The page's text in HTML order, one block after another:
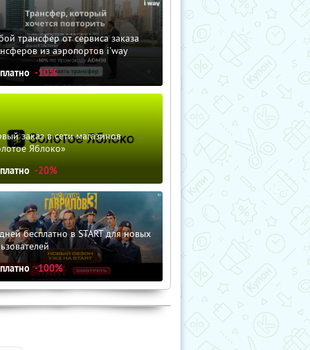
трансфер от сервиса заказа
из аэропортов i'way
-10%
заказ в сети магазинов
Яблоко»
-20%
бесплатно в START для новых
-100%